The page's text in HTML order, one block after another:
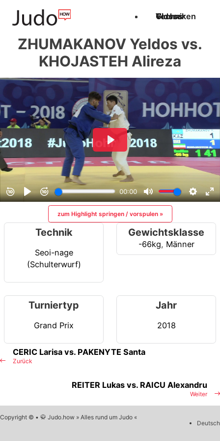
Techniken
Videos
Glossar
ZHUMAKANOV Yeldos vs.
KHOJASTEH Alireza
zum Highlight springen / vorspulen »
Technik
Seoi-nage
(Schulterwurf)
Gewichtsklasse
-66kg, Männer
Turniertyp
Grand Prix
Jahr
2018
Zurück
CERIC Larisa vs. PAKENYTE Santa
Weiter
REITER Lukas vs. RAICU Alexandru
Copyright © • 🥋 Judo.how » Alles rund um Judo «
Deutsch